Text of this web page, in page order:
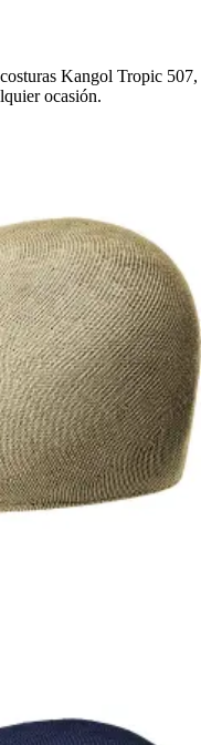
Kangol Tropic 507,
ocasión.